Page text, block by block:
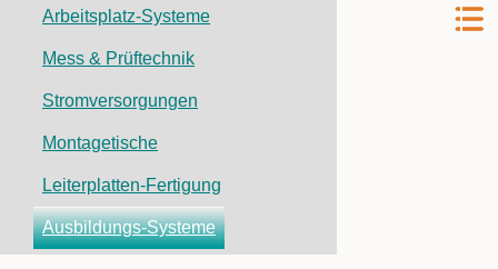
überspringen
Arbeitsplatz-Systeme
Mess & Prüftechnik
Stromversorgungen
Montagetische
Leiterplatten-Fertigung
Ausbildungs-Systeme